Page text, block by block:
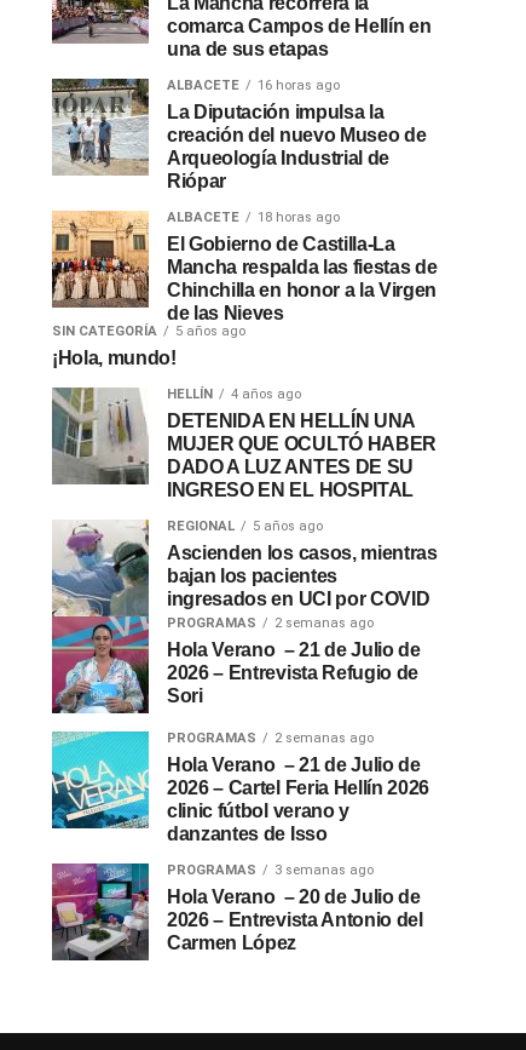
comarca Campos de Hellín en
una de sus etapas
ALBACETE 16 horas ago
La Diputación impulsa la
creación del nuevo Museo de
Arqueología Industrial de
Riópar
ALBACETE 18 horas ago
El Gobierno de Castilla-La
Mancha respalda las fiestas de
Chinchilla en honor a la Virgen
de las Nieves
SIN CATEGORÍA 5 años ago
¡Hola, mundo!
HELLÍN 4 años ago
DETENIDA EN HELLÍN UNA
MUJER QUE OCULTÓ HABER
DADO A LUZ ANTES DE SU
INGRESO EN EL HOSPITAL
REGIONAL 5 años ago
Ascienden los casos, mientras
bajan los pacientes
ingresados en UCI por COVID
PROGRAMAS 2 semanas ago
Hola Verano – 21 de Julio de
2026 – Entrevista Refugio de
Sori
PROGRAMAS 2 semanas ago
Hola Verano – 21 de Julio de
2026 – Cartel Feria Hellín 2026
clinic fútbol verano y
danzantes de Isso
PROGRAMAS 3 semanas ago
Hola Verano – 20 de Julio de
2026 – Entrevista Antonio del
Carmen López